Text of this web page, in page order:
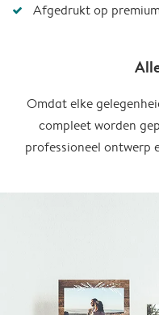
Afgedrukt op
Omdat elke
compleet worden
professioneel ontwerp